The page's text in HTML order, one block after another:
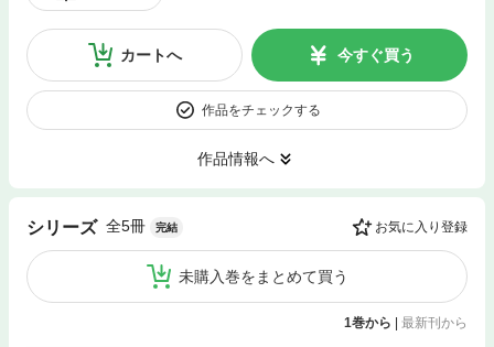
カートへ 今すぐ買う
作品をチェックする
作品情報へ
シリーズ 全5冊 完結 お気に入り登録
未購入巻をまとめて買う
1巻から | 最新刊から